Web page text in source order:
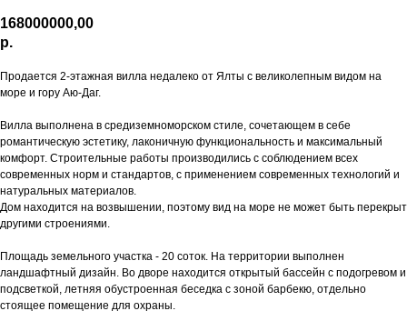
168000000,00
р.
Продается 2-этажная вилла недалеко от Ялты с великолепным видом на
море и гору Аю-Даг.
Вилла выполнена в средиземноморском стиле, сочетающем в себе
романтическую эстетику, лаконичную функциональность и максимальный
комфорт. Строительные работы производились с соблюдением всех
современных норм и стандартов, с применением современных технологий и
натуральных материалов.
Дом находится на возвышении, поэтому вид на море не может быть перекрыт
другими строениями.
Площадь земельного участка - 20 соток. На территории выполнен
ландшафтный дизайн. Во дворе находится открытый бассейн с подогревом и
подсветкой, летняя обустроенная беседка с зоной барбекю, отдельно
стоящее помещение для охраны.